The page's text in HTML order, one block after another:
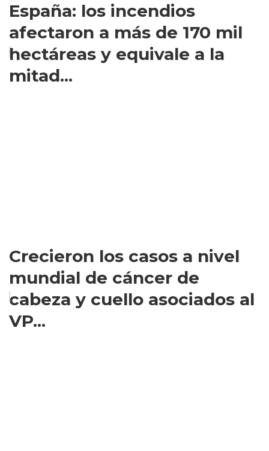
España: los incendios
afectaron a más de 170 mil
hectáreas y equivale a la
mitad...
Crecieron los casos a nivel
mundial de cáncer de
cabeza y cuello asociados al
VP...